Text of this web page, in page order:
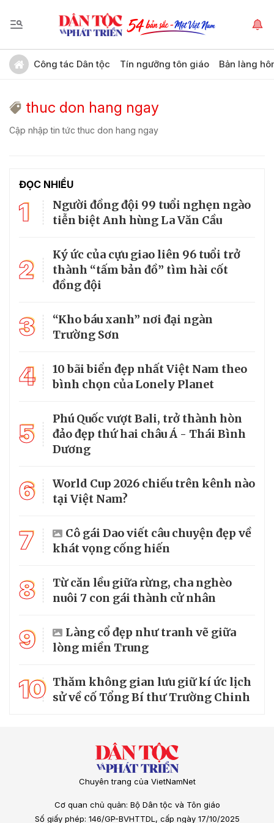
Công tác Dân tộc Tín ngưỡng tôn giáo Bản làng
thuc don hang ngay
Cập nhập tin tức thuc don hang ngay
ĐỌC NHIỀU
1
Người đồng đội 99 tuổi nghẹn ngào
tiễn biệt Anh hùng La Văn Cầu
2
Ký ức của cựu giao liên 96 tuổi trở
thành “tấm bản đồ” tìm hài cốt
đồng đội
3
“Kho báu xanh” nơi đại ngàn
Trường Sơn
4
10 bãi biển đẹp nhất Việt Nam theo
bình chọn của Lonely Planet
5
Phú Quốc vượt Bali, trở thành hòn
đảo đẹp thứ hai châu Á - Thái Bình
Dương
6
World Cup 2026 chiếu trên kênh nào
tại Việt Nam?
7
Cô gái Dao viết câu chuyện đẹp về
khát vọng cống hiến
8
Từ căn lều giữa rừng, cha nghèo
nuôi 7 con gái thành cử nhân
9
Làng cổ đẹp như tranh vẽ giữa
lòng miền Trung
10 Thăm không gian lưu giữ kí ức lịch
sử về cố Tổng Bí thư Trường Chinh
Chuyên trang của VietNamNet
Cơ quan chủ quản: Bộ Dân tộc và Tôn giáo
Số giấy phép: 146/GP-BVHTTDL, cấp ngày 17/10/2025